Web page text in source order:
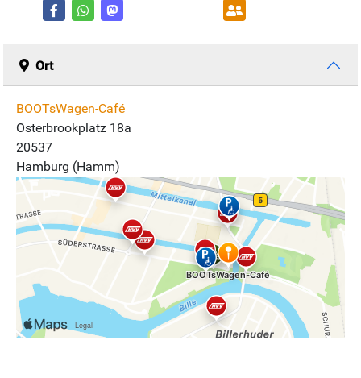
Ort
BOOTsWagen-Café
Osterbrookplatz 18a
20537
Hamburg (Hamm)